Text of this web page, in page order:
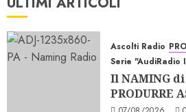
Ascolti Radio PRO
Serie "AudiRadio
Il NAMING
PRODURRE